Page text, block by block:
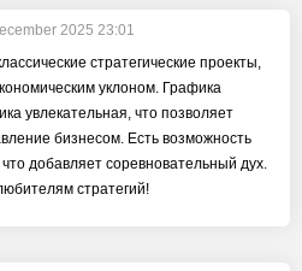
2025 23:01
стратегические проекты,
уклоном. Графика
увлекательная, что позволяет
бизнесом. Есть возможность
что добавляет соревновательный дух.
стратегий!